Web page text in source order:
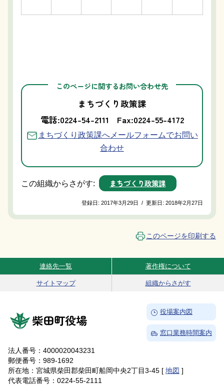
このページに関するお問い合わせ先
まちづくり政策課
電話:0224-54-2111
Fax:0224-55-4172
まちづくり政策課へメールフォームでお問い
合わせ
この組織からさがす: まちづくり政策課
登録日:2017年3月29日 / 更新日:2018年2月27日
このページを印刷する
Site Navigation
連絡先一覧 著作権について
サイトマップ 組織からさがす
柴田町役場
→
役場案内図
→
窓口業務時間案内
法人番号：4000020043231
郵便番号：989-1692
所在地：宮城県柴田郡柴田町船岡中央2丁目3-45 [ 地図 ]
代表電話番号：0224-55-2111